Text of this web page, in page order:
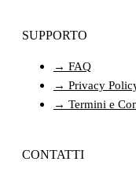
SUPPORTO
→ FAQ
→ Privacy
→ Termini e
CONTATTI